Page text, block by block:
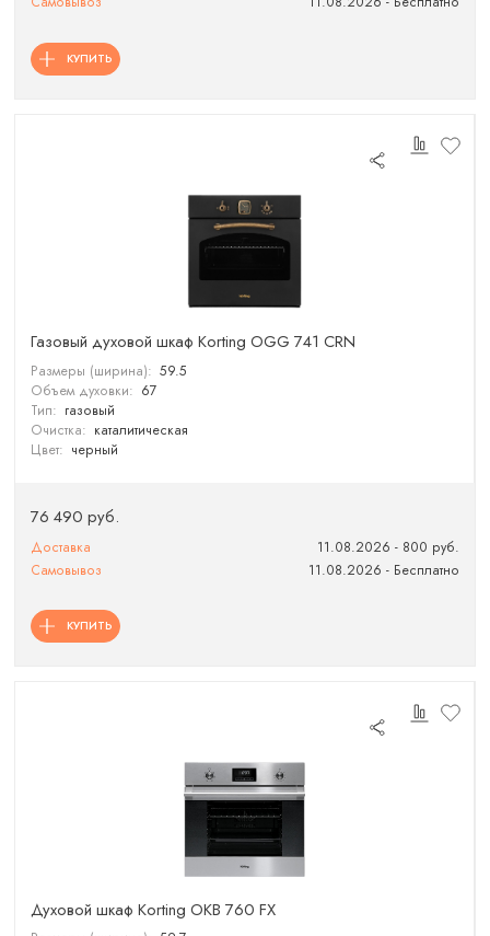
КУПИТЬ
Газовый духовой шкаф Korting OGG 741 CRN
Размеры (ширина): 59.5
Объем духовки: 67
Тип: газовый
Очистка: каталитическая
Цвет: черный
76 490 руб.
Доставка
11.08.2026 - 800 руб.
Самовывоз
11.08.2026 - Бесплатно
КУПИТЬ
Духовой шкаф Korting OKB 760 FX